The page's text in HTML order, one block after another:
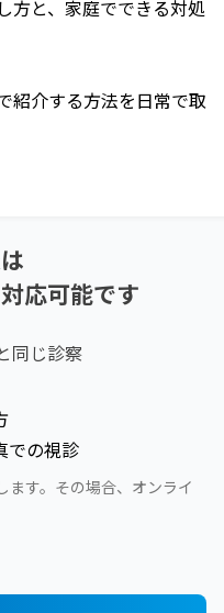
方と、家庭でできる対処
紹介する方法を日常で取
は
応可能です
同じ診察
での視診
ます。その場合、オンライ